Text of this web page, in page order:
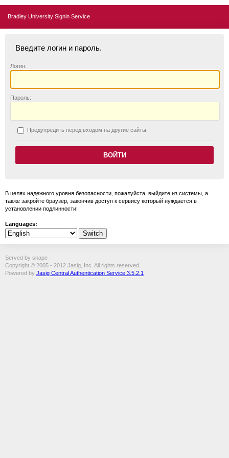
Bradley University Signin Service
Введите логин и пароль.
Логин:
Пароль:
Предупредить перед входом на другие сайты.
В целях надежного уровня безопасности, пожалуйста, выйдите из системы, а
также закройте браузер, закончив доступ к сервису который нуждается в
установлении подлинности!
Languages:
Served by snape
Copyright © 2005 - 2012 Jasig, Inc. All rights reserved.
Powered by Jasig Central Authentication Service 3.5.2.1